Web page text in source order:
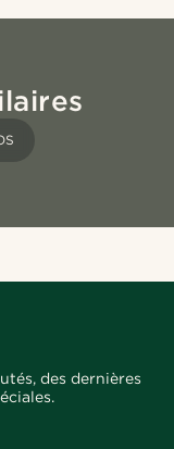
des dernières